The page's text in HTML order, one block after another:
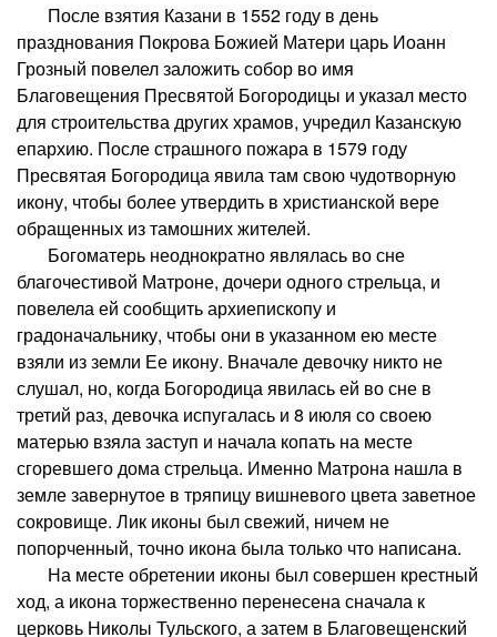
После взятия Казани в 1552 году в день
празднования Покрова Божией Матери царь Иоанн
Грозный повелел заложить собор во имя
Благовещения Пресвятой Богородицы и указал место
для строительства других храмов, учредил Казанскую
епархию. После страшного пожара в 1579 году
Пресвятая Богородица явила там свою чудотворную
икону, чтобы более утвердить в христианской вере
обращенных из тамошних жителей.
Богоматерь неоднократно являлась во сне
благочестивой Матроне, дочери одного стрельца, и
повелела ей сообщить архиепископу и
градоначальнику, чтобы они в указанном ею месте
взяли из земли Ее икону. Вначале девочку никто не
слушал, но, когда Богородица явилась ей во сне в
третий раз, девочка испугалась и 8 июля со своею
матерью взяла заступ и начала копать на месте
сгоревшего дома стрельца. Именно Матрона нашла в
земле завернутое в тряпицу вишневого цвета заветное
сокровище. Лик иконы был свежий, ничем не
попорченный, точно икона была только что написана.
На месте обретении иконы был совершен крестный
ход, а икона торжественно перенесена сначала к
церковь Николы Тульского, а затем в Благовещенский